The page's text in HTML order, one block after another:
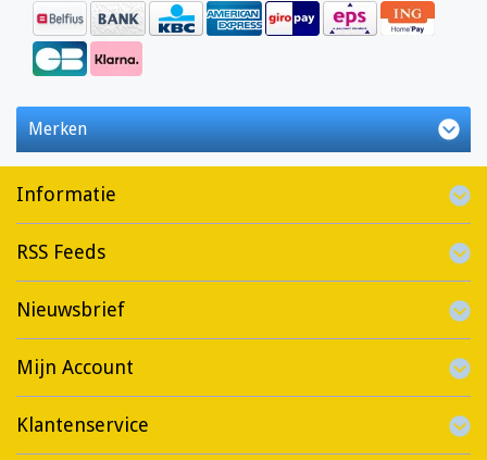
Merken
Informatie
RSS Feeds
Nieuwsbrief
Mijn Account
Klantenservice